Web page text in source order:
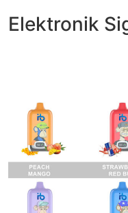
Elektronik